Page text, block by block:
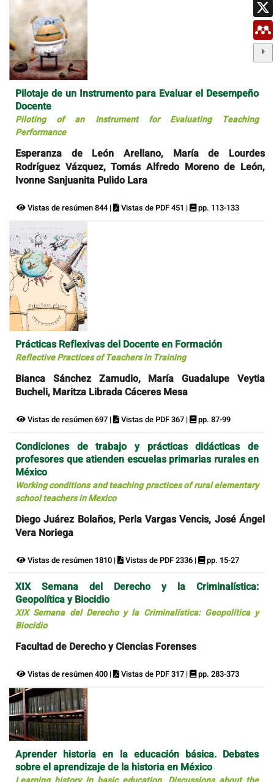
Pilotaje de un Instrumento para Evaluar el Desempeño
Docente
Piloting of an Instrument for Evaluating Teaching
Performance
Esperanza de León Arellano, María de Lourdes
Rodríguez Vázquez, Tomás Alfredo Moreno de León,
Ivonne Sanjuanita Pulido Lara
Vistas de resúmen 844 | Vistas de PDF 451 | pp. 113-133
Prácticas Reflexivas del Docente en Formación
Reflective Practices of Teachers in Training
Bianca Sánchez Zamudio, María Guadalupe Veytia
Bucheli, Maritza Librada Cáceres Mesa
Vistas de resúmen 697 | Vistas de PDF 367 | pp. 87-99
Condiciones de trabajo y prácticas didácticas de
profesores que atienden escuelas primarias rurales en
México
Working conditions and teaching practices of rural elementary
school teachers in Mexico
Diego Juárez Bolaños, Perla Vargas Vencis, José Ángel
Vera Noriega
Vistas de resúmen 1810 | Vistas de PDF 2336 | pp. 15-27
XIX Semana del Derecho y la Criminalística:
Geopolítica y Biocidio
XIX Semana del Derecho y la Criminalística: Geopolítica y
Biocidio
Facultad de Derecho y Ciencias Forenses
Vistas de resúmen 400 | Vistas de PDF 317 | pp. 283-373
Aprender historia en la educación básica. Debates
sobre el aprendizaje de la historia en México